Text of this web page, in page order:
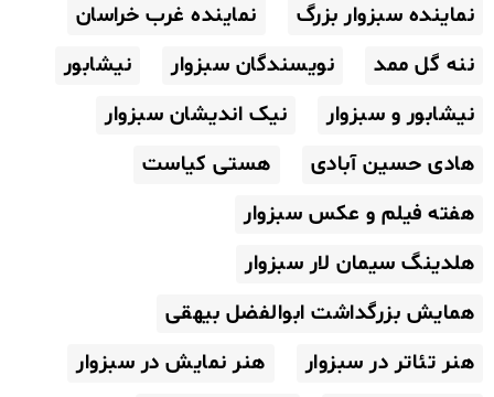
نماینده سبزوار بزرگ
نماینده غرب خراسان
ننه گل ممد
نویسندگان سبزوار
نیشابور
نیشابور و سبزوار
نیک اندیشان سبزوار
هادی حسین آبادی
هستی کیاست
هفته فیلم و عکس سبزوار
هلدینگ سیمان لار سبزوار
همایش بزرگداشت ابوالفضل بیهقی
هنر تئاتر در سبزوار
هنر نمایش در سبزوار